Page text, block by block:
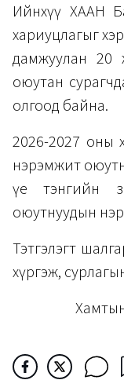
Ийнхүү ХААН
хариуцлагыг
дамжуулан 20
оюутан
олгоод байна.
2026-2027 оны
нэрэмжит
үе тэнгийн
оюутнуудын
Тэтгэлэгт
хүргэж,
Хамтын